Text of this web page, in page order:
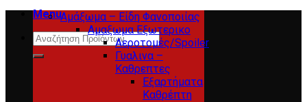
Menu
Search
for:
Αμάξωμα – Είδη Φανοποιίας
Αμαξωμα Εξωτερικο
Αεροτομές/Spoiler
Γυαλινα –
Καθρεπτες
Εξαρτήματα
Καθρέπτη